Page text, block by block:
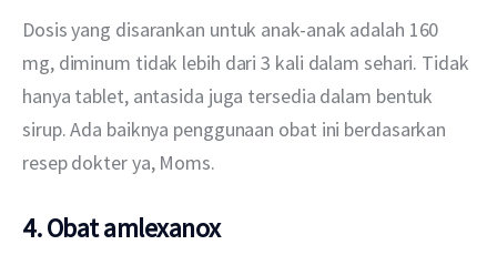
Dosis yang disarankan untuk anak-anak adalah 160
mg, diminum tidak lebih dari 3 kali dalam sehari. Tidak
hanya tablet, antasida juga tersedia dalam bentuk
sirup. Ada baiknya penggunaan obat ini berdasarkan
resep dokter ya, Moms.
4. Obat amlexanox